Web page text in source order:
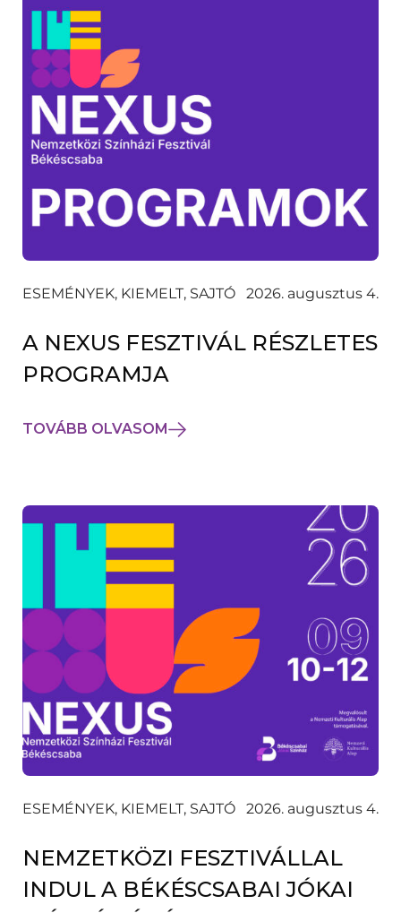
ESEMÉNYEK, KIEMELT, SAJTÓ 2026. augusztus 4.
A NEXUS FESZTIVÁL RÉSZLETES
PROGRAMJA
TOVÁBB OLVASOM
ESEMÉNYEK, KIEMELT, SAJTÓ 2026. augusztus 4.
NEMZETKÖZI FESZTIVÁLLAL
INDUL A BÉKÉSCSABAI JÓKAI